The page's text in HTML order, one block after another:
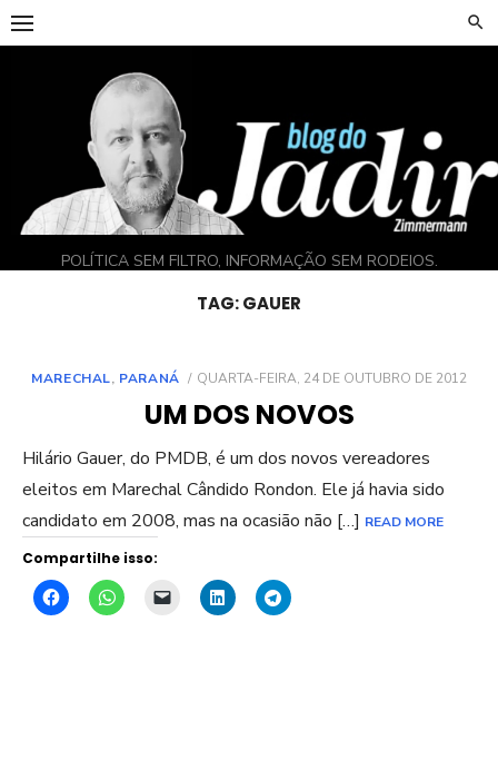
Skip
to
POLÍTICA SEM FILTRO, INFORMAÇÃO SEM RODEIOS.
TAG:GAUER
MARECHAL, PARANÁ
POSTED
QUARTA-FEIRA, 24 DE OUTUBRO DE 2012
UM DOS NOVOS
Hilário Gauer, do PMDB, é um dos novos vereadores
eleitos em Marechal Cândido Rondon. Ele já havia sido
candidato em 2008, mas na ocasião não […] READ MORE
Compartilhe isso: